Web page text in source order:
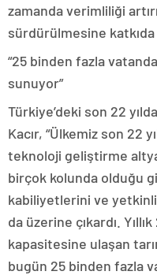
zamanda verimliliği
sürdürülmesine
“25 binden fazla
sunuyor”
Türkiye’deki son 22
Kacır, “Ülkemiz son 22
teknoloji geliştirme
birçok kolunda olduğu
kabiliyetlerini ve
da üzerine çıkardı.
kapasitesine ulaşan
bugün 25 binden fazla